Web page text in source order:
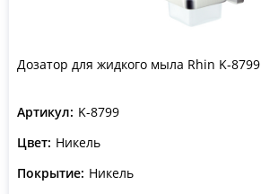
Дозатор для жидкого мыла Rhin K-8799
Артикул: K-8799
Цвет: Никель
Покрытие: Никель